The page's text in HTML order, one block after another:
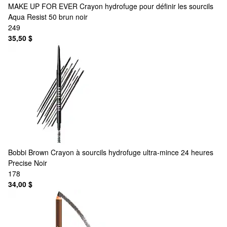
MAKE UP FOR EVER Crayon hydrofuge pour définir les sourcils
Aqua Resist 50 brun noir
249
35,50 $
Bobbi Brown Crayon à sourcils hydrofuge ultra-mince 24 heures
Precise Noir
178
34,00 $